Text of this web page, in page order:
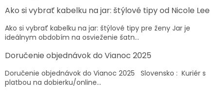
Ako si vybrať kabelku na jar: štýlové tipy od Nicole Lee
Ako si vybrať kabelku na jar: štýlové tipy pre ženy Jar je
ideálnym obdobím na osvieženie šatn...
Doručenie objednávok do Vianoc 2025
Doručenie objednávok do Vianoc 2025 Slovensko : Kuriér s
platbou na dobierku/online...